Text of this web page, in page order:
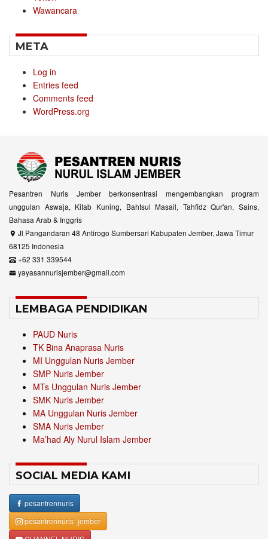
Wawancara
META
Log in
Entries feed
Comments feed
WordPress.org
Pesantren Nuris Jember berkonsentrasi mengembangkan program
unggulan Aswaja, Kitab Kuning, Bahtsul Masail, Tahfidz Qur'an, Sains,
Bahasa Arab & Inggris
Jl Pangandaran 48 Antirogo Sumbersari Kabupaten Jember, Jawa Timur
68125 Indonesia
+62 331 339544
yayasannurisjember@gmail.com
LEMBAGA PENDIDIKAN
PAUD Nuris
TK Bina Anaprasa Nuris
MI Unggulan Nuris Jember
SMP Nuris Jember
MTs Unggulan Nuris Jember
SMK Nuris Jember
MA Unggulan Nuris Jember
SMA Nuris Jember
Ma’had Aly Nurul Islam Jember
SOCIAL MEDIA KAMI
pesantrennuris
pesantrennuris_jember